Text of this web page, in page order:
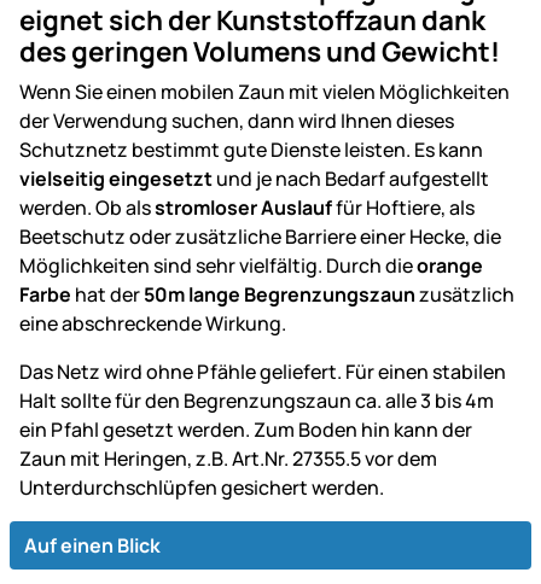
eignet sich der Kunststoffzaun dank
des geringen Volumens und Gewicht!
Wenn Sie einen mobilen Zaun mit vielen Möglichkeiten
der Verwendung suchen, dann wird Ihnen dieses
Schutznetz bestimmt gute Dienste leisten. Es kann
vielseitig eingesetztund je nach Bedarf aufgestellt
werden. Ob alsstromloser Auslauffür Hoftiere, als
Beetschutz oder zusätzliche Barriere einer Hecke, die
Möglichkeiten sind sehr vielfältig. Durch dieorange
Farbe hat der50m lange Begrenzungszaunzusätzlich
eine abschreckende Wirkung.
Das Netz wird ohne Pfähle geliefert. Für einen stabilen
Halt sollte für den Begrenzungszaun ca. alle 3 bis 4m
ein Pfahl gesetzt werden. Zum Boden hin kann der
Zaun mit Heringen, z.B. Art.Nr. 27355.5 vor dem
Unterdurchschlüpfen gesichert werden.
Auf einen Blick